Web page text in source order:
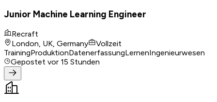
Junior Machine Learning Engineer
Recraft
London, UK, Germany
Vollzeit
TrainingProduktionDatenerfassungLernenIngenieurwesen
Gepostet vor 15 Stunden